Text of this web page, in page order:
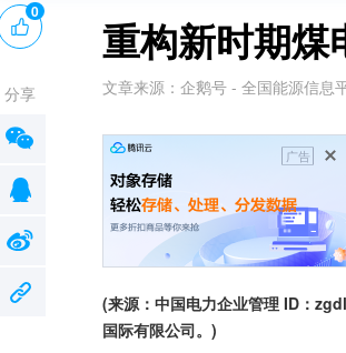
重构新时期煤
文章来源： 企鹅号 - 全国能源信息
广告
(来源：中国电力企业管理 ID：
国际有限公司。)
0
分享